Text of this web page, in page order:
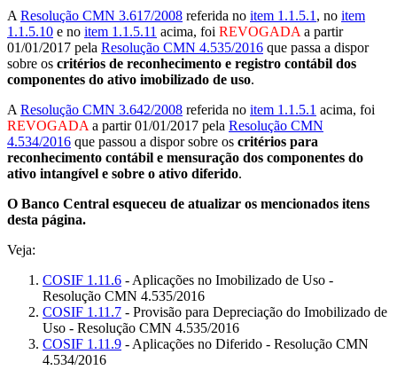
A Resolução CMN 3.617/2008 referida no item 1.1.5.1 , no item
1.1.5.10 e no item 1.1.5.11 acima, foi REVOGADA a partir
01/01/2017 pela Resolução CMN 4.535/2016 que passa a dispor
sobre os critérios de reconhecimento e registro contábil dos
componentes do ativo imobilizado de uso.
A Resolução CMN 3.642/2008 referida no item 1.1.5.1 acima, foi
REVOGADA a partir 01/01/2017 pela Resolução CMN
4.534/2016 que passou a dispor sobre os critérios para
reconhecimento contábil e mensuração dos componentes do
ativo intangível e sobre o ativo diferido.
O Banco Central esqueceu de atualizar os mencionados itens
desta página.
Veja:
COSIF 1.11.6 - Aplicações no Imobilizado de Uso -
Resolução CMN 4.535/2016
COSIF 1.11.7 - Provisão para Depreciação do Imobilizado de
Uso - Resolução CMN 4.535/2016
COSIF 1.11.9 - Aplicações no Diferido - Resolução CMN
4.534/2016